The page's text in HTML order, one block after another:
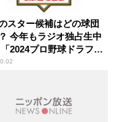
スター候補はどの球団
生中
2024プロ野球ドラフト